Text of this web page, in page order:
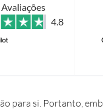
4.8
para si. Portanto,